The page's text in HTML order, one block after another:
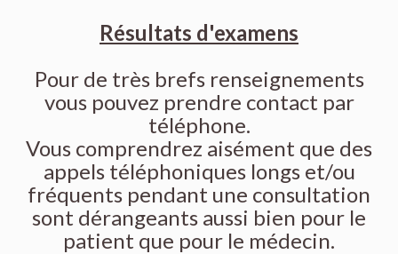
Résultats d'examens
Pour de très brefs renseignements
vous pouvez prendre contact par
téléphone.
Vous comprendrez aisément que des
appels téléphoniques longs et/ou
fréquents pendant une consultation
sont dérangeants aussi bien pour le
patient que pour le médecin.